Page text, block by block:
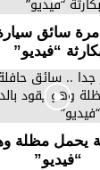
سائق سيارة
“فيديو”
مظلة وهو
“فيديو”